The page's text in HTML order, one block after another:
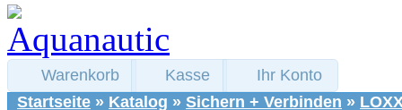
Warenkorb Kasse
Ihr Konto
Startseite » Katalog » Sichern + Verbinden »